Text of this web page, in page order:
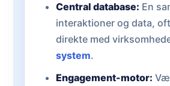
Central database: En
interaktioner og data,
direkte med
system.
Engagement-motor: